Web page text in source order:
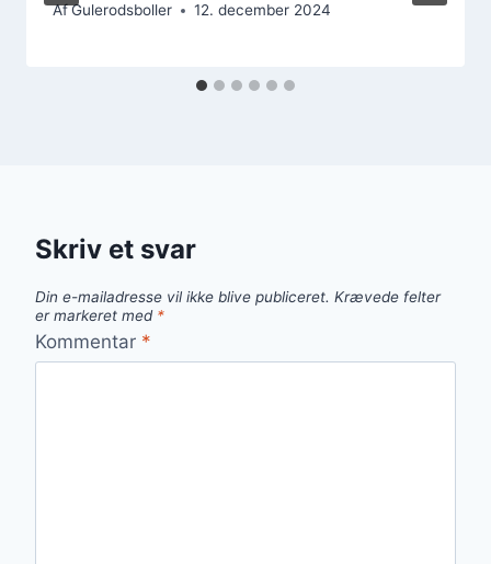
AfGulerodsboller 12. december 2024
Skriv et svar
Din e-mailadresse vil ikke blive publiceret. Krævede felter
er markeret med *
Kommentar *